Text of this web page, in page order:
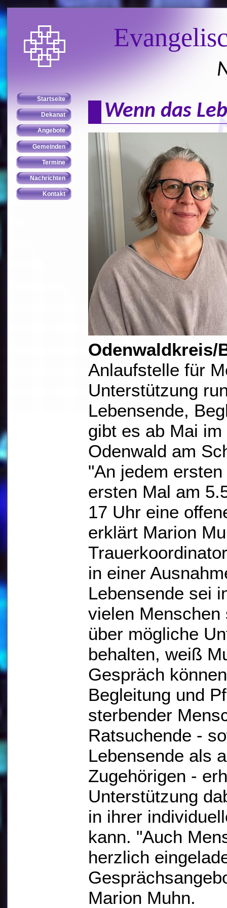
Wenn das
Anlaufstelle für
Unterstützung
Lebensende,
gibt es ab Mai
Odenwald am
"An jedem
ersten Mal am
17 Uhr eine
erklärt Marion
in einer
Lebensende sei
vielen
über mögliche
behalten, weiß
Gespräch
Begleitung und
sterbender
Ratsuchende -
Lebensende als
Zugehörigen -
Unterstützung
in ihrer
kann. "Auch
herzlich
Marion Muhn.